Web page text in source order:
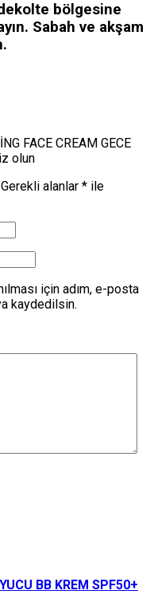
bölgesine
Sabah ve akşam
FACE CREAM GECE
olun
Gerekli alanlar * ile
için adım, e-posta
kaydedilsin.
BB KREM SPF50+